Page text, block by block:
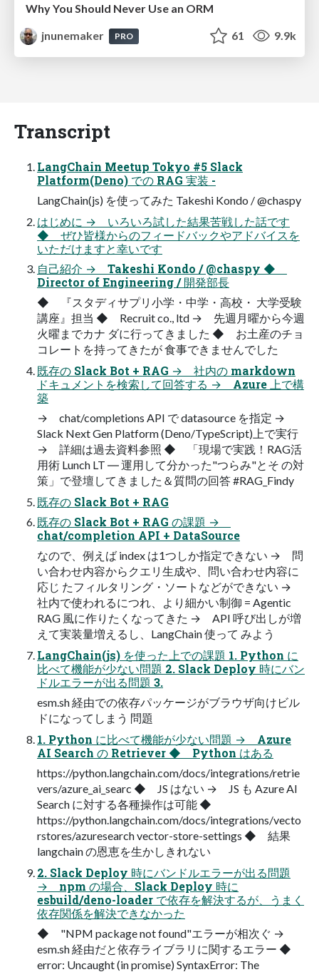
Why You Should Never Use an ORM
jnunemaker
PRO 61 9.9k
Transcript
LangChain Meetup Tokyo #5 Slack
Platform(Deno) での RAG 実装 -
LangChain(js) を使ってみた Takeshi Kondo / @chaspy
はじめに → いろいろ試した結果苦戦した話です
◆ ぜひ皆様からのフィードバックやアドバイスを
いただけますと幸いです
自己紹介 → Takeshi Kondo / @chaspy ◆
Director of Engineering / 開発部長
◆ 『スタディサプリ小学・中学・高校・ 大学受験
講座』担当 ◆ Recruit co., ltd → 先週月曜から今週
火曜までカナ ダに行ってきました ◆ お土産のチョ
コレートを持ってきたが 食事できませんでした
既存の Slack Bot + RAG → 社内の markdown
ドキュメントを検索して回答する → Azure 上で構
築
→ chat/completions API で datasource を指定 →
Slack Next Gen Platform (Deno/TypeScript)上で実行
→ 詳細は過去資料参照 ◆ 「現場で実践！RAG活
用術 Lunch LT ― 運用して分かった"つらみ"とそ の対
策」で登壇してきました＆質問の回答 #RAG_Findy
既存の Slack Bot + RAG
既存の Slack Bot + RAG の課題 →
chat/completion API + DataSource
なので、例えば index は1つしか指定できない → 問
い合わせ内容からクエリ生成や、問い合わせ内容に
応じ たフィルタリング・ソートなどができない →
社内で使われるにつれ、より細かい制御 = Agentic
RAG 風に作りたくなってきた → API 呼び出しが増
えて実装量増えるし、LangChain 使って みよう
LangChain(js) を使った上での課題 1. Python に
比べて機能が少ない問題 2. Slack Deploy 時にバン
ドルエラーが出る問題 3.
esm.sh 経由での依存パッケージがブラウザ向けビル
ドになってしまう 問題
1. Python に比べて機能が少ない問題 → Azure
AI Search の Retriever ◆ Python はある
https://python.langchain.com/docs/integrations/retrie
vers/azure_ai_searc ◆ JS はない → JS も Azure AI
Search に対する各種操作は可能 ◆
https://python.langchain.com/docs/integrations/vecto
rstores/azuresearch vector-store-settings ◆ 結果
langchain の恩恵を生かしきれない
2. Slack Deploy 時にバンドルエラーが出る問題
→ npm の場合、Slack Deploy 時に
esbuild/deno-loader で依存を解決するが、うまく
依存関係を解決できなかった
◆ "NPM package not found"エラーが相次ぐ →
esm.sh 経由だと依存ライブラリに関するエラー ◆
error: Uncaught (in promise) SyntaxError: The